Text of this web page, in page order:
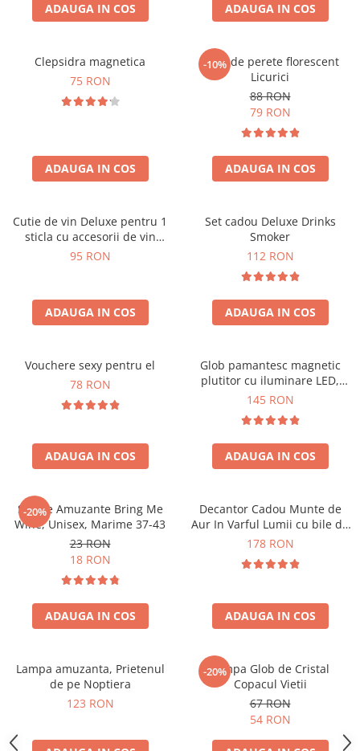
ADAUGA IN COS ADAUGA IN COS
Clepsidra magnetica
75 RON
ADAUGA IN COS
-10%
Ceas de perete florescent
Licurici
88 RON
79 RON
ADAUGA IN COS
Cutie de vin Deluxe pentru 1
sticla cu accesorii de vin
incluse interior oranj
95 RON
ADAUGA IN COS
Set cadou Deluxe Drinks
Smoker
112 RON
ADAUGA IN COS
Vouchere sexy pentru el
78 RON
ADAUGA IN COS
Glob pamantesc magnetic
plutitor cu iluminare LED,
Forma C
145 RON
ADAUGA IN COS
-20%
Sosete Amuzante Bring Me
Wine, Unisex, Marime 37-43
23 RON
18 RON
ADAUGA IN COS
Decantor Cadou Munte de
Aur In Varful Lumii cu bile de
curatare
178 RON
ADAUGA IN COS
Lampa amuzanta, Prietenul
de pe Noptiera
123 RON
-20%
Lampa Glob de Cristal
Copacul Vietii
67 RON
54 RON